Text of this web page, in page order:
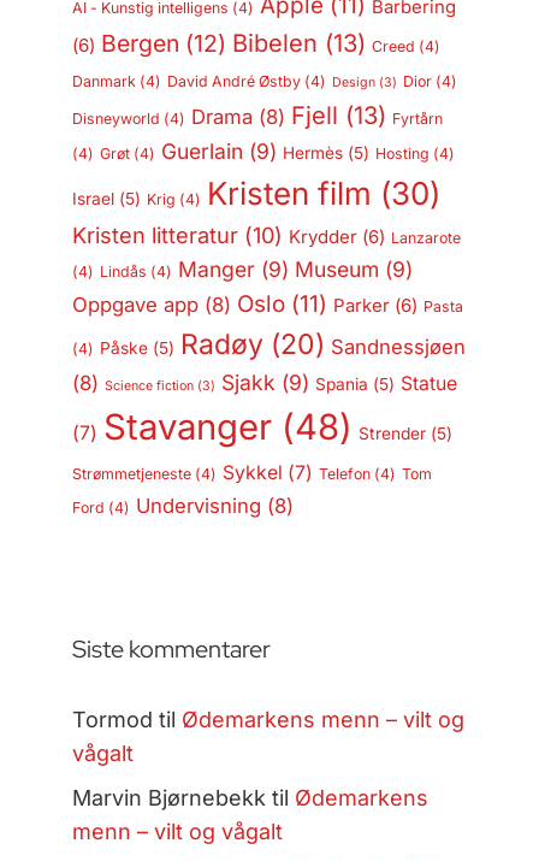
AI - Kunstig intelligens (4)
Barbering
(6) Bergen (12) Bibelen (13) Creed (4)
Danmark (4) David André Østby(4) Design(3) Dior(4)
Disneyworld (4) Drama (8) Fjell (13) Fyrtårn
(4) Grøt(4) Guerlain (9) Hermès(5) Hosting (4)
Israel(5) Krig (4) Kristen film (30)
Kristen litteratur(10) Krydder(6) Lanzarote
(4) Lindås (4) Manger(9) Museum (9)
Oppgave app(8) Oslo(11) Parker(6) Pasta
(4) Påske(5) Radøy(20) Sandnessjøen
(8) Science fiction(3) Sjakk (9) Spania (5) Statue
(7) Stavanger(48) Strender(5)
Strømmetjeneste(4) Sykkel (7) Telefon(4) Tom
Ford (4) Undervisning (8)
Siste kommentarer
Tormod til Ødemarkens menn – vilt og
vågalt
Marvin Bjørnebekk til Ødemarkens
menn – vilt og vågalt